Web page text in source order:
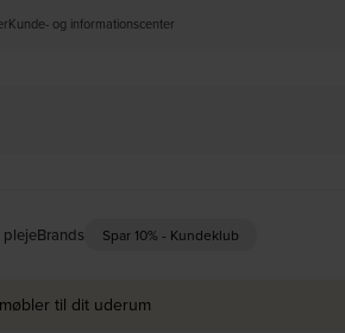
Kunde- og informationscenter
plejeBrands Spar 10% - Kundeklub
til dit uderum